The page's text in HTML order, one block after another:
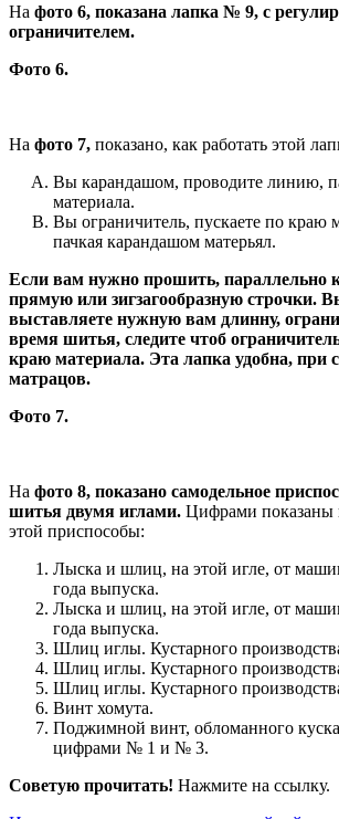
На фото 6, показана лапка № 9, с
ограничителем.
Фото 6.
На фото 7, показано, как работать этой
Вы карандашом, проводите линию,
материала.
Вы ограничитель, пускаете по краю
пачкая карандашом матерьял.
Если вам нужно прошить, параллельно
прямую или зигзагообразную строчки.
выставляете нужную вам длинну,
время шитья, следите чтоб
краю материала. Эта лапка удобна, при
матрацов.
Фото 7.
На фото 8, показано самодельное
шитья двумя иглами. Цифрами показаны
этой приспособы:
Лыска и шлиц, на этой игле, от
года выпуска.
Лыска и шлиц, на этой игле, от
года выпуска.
Шлиц иглы. Кустарного
Шлиц иглы. Кустарного
Шлиц иглы. Кустарного
Винт хомута.
Поджимной винт, обломанного
цифрами № 1 и № 3.
Советую прочитать! Нажмите на ссылку.